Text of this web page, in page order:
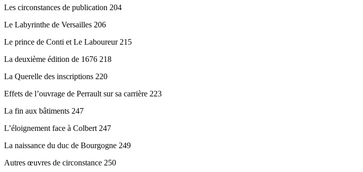
Les circonstances de publication 204
Le Labyrinthe de Versailles 206
Le prince de Conti et Le Laboureur 215
La deuxième édition de 1676 218
La Querelle des inscriptions 220
Effets de l’ouvrage de Perrault sur sa carrière 223
La fin aux bâtiments 247
L’éloignement face à Colbert 247
La naissance du duc de Bourgogne 249
Autres œuvres de circonstance 250